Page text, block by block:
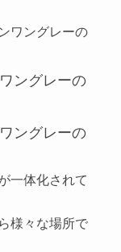
ワングレーの
ングレーの
ングレーの
一体化されて
様々な場所で